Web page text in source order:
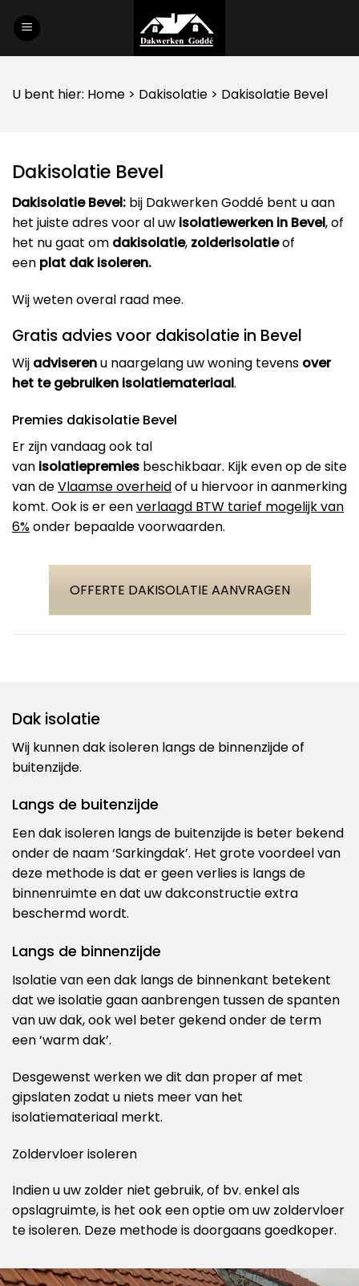
U bent hier: Home > Dakisolatie > Dakisolatie Bevel
Dakisolatie Bevel
Dakisolatie Bevel: bij Dakwerken Goddé bent u aan
het juiste adres voor al uw isolatiewerken in Bevel, of
het nu gaat om dakisolatie, zolderisolatieof
een plat dak isoleren.
Wij weten overal raad mee.
Gratis advies voor dakisolatie in Bevel
Wij adviserenu naargelang uw woning tevens over
het te gebruiken isolatiemateriaal.
Premies dakisolatie Bevel
Er zijn vandaag ook tal
van isolatiepremies beschikbaar. Kijk even op de site
van deVlaamse overheidof u hiervoor in aanmerking
komt. Ook is er eenverlaagd BTW tarief mogelijk van
6%onder bepaalde voorwaarden.
OFFERTE DAKISOLATIE AANVRAGEN
Dak isolatie
Wij kunnen dak isoleren langs de binnenzijde of
buitenzijde.
Langs de buitenzijde
Een dak isoleren langs de buitenzijde is beter bekend
onder de naam ‘Sarkingdak’. Het grote voordeel van
deze methode is dat er geen verlies is langs de
binnenruimte en dat uw dakconstructie extra
beschermd wordt.
Langs de binnenzijde
Isolatie van een dak langs de binnenkant betekent
dat we isolatie gaan aanbrengen tussen de spanten
van uw dak, ook wel beter gekend onder de term
een ‘warm dak’.
Desgewenst werken we dit dan proper af met
gipslaten zodat u niets meer van het
isolatiemateriaal merkt.
Zoldervloer isoleren
Indien u uw zolder niet gebruik, of bv. enkel als
opslagruimte, is het ook een optie om uw zoldervloer
te isoleren. Deze methode is doorgaans goedkoper.